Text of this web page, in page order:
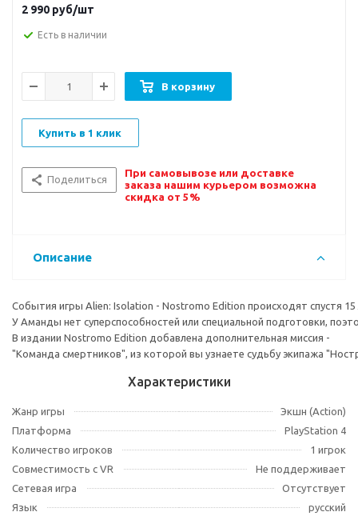
2 990 руб/шт
Есть в наличии
В корзину
Купить в 1 клик
Поделиться
При самовывозе или доставке
заказа нашим курьером возможна
скидка от 5%
Описание
События игры Alien: Isolation - Nostromo Edition происходят спустя
У Аманды нет суперспособностей или специальной подготовки,
В издании Nostromo Edition добавлена дополнительная миссия -
"Команда смертников", из которой вы узнаете судьбу экипажа
Характеристики
Жанр игры
Экшн (Action)
Платформа
PlayStation 4
Количество игроков
1 игрок
Совместимость с VR
Не поддерживает
Сетевая игра
Отсутствует
Язык
русский